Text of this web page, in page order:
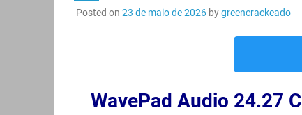
Posted on 23 de maio de 2026bygreencrackeado
WavePad Audio 24.27